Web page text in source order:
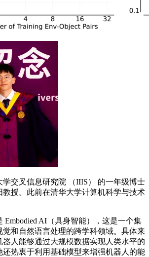
叉信息研究院 （IIIS） 的一年级博士
教授。此前在清华大学计算机科学与技术
AI（具身智能），这是一个集
觉和自然语言处理的跨学科领域。具体来
人能够通过大规模数据实现人类水平的
还热衷于利用基础模型来增强机器人的能